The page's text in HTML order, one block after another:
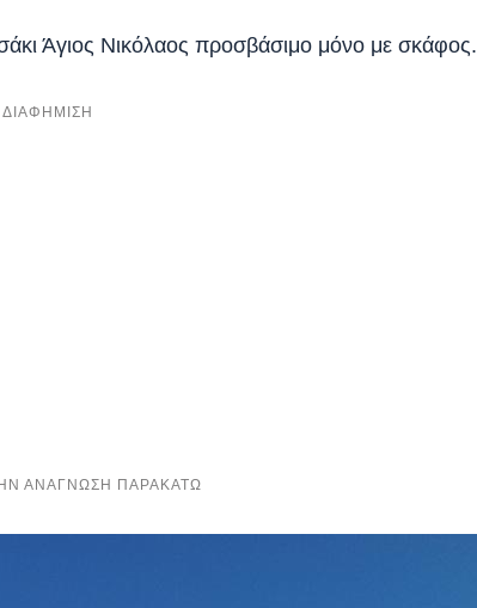
Άγιος Νικόλαος προσβάσιμο μόνο με σκάφος.